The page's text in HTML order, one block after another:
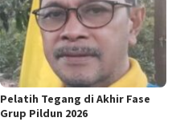
Pelatih Tegang di Akhir Fase
Grup Pildun 2026